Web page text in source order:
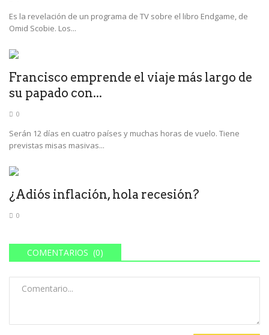
Es la revelación de un programa de TV sobre el libro Endgame, de
Omid Scobie. Los...
Francisco emprende el viaje más largo de
su papado con...
0
Serán 12 días en cuatro países y muchas horas de vuelo. Tiene
previstas misas masivas...
¿Adiós inflación, hola recesión?
0
COMENTARIOS (0)